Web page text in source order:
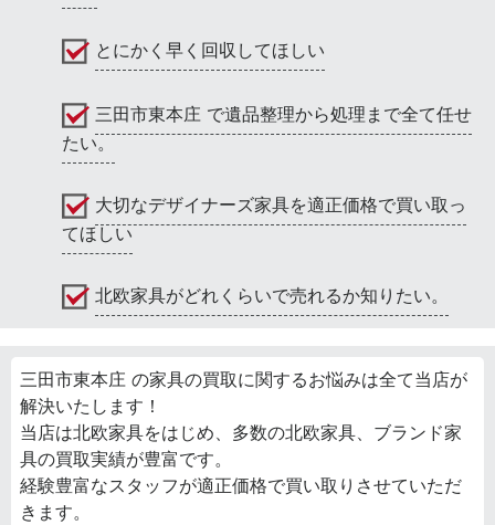
とにかく早く回収してほしい
三田市東本庄 で遺品整理から処理まで全て任せ
たい。
大切なデザイナーズ家具を適正価格で買い取っ
てほしい
北欧家具がどれくらいで売れるか知りたい。
三田市東本庄 の家具の買取に関するお悩みは全て当店が
解決いたします！
当店は北欧家具をはじめ、多数の北欧家具、ブランド家
具の買取実績が豊富です。
経験豊富なスタッフが適正価格で買い取りさせていただ
きます。